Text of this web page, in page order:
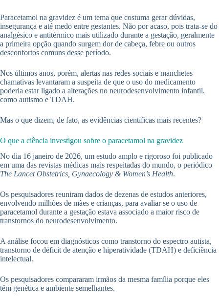
Paracetamol na gravidez é um tema que costuma gerar dúvidas,
insegurança e até medo entre gestantes. Não por acaso, pois trata-se do
analgésico e antitérmico mais utilizado durante a gestação, geralmente
a primeira opção quando surgem dor de cabeça, febre ou outros
desconfortos comuns desse período.
Nos últimos anos, porém, alertas nas redes sociais e manchetes
chamativas levantaram a suspeita de que o uso do medicamento
poderia estar ligado a alterações no neurodesenvolvimento infantil,
como autismo e TDAH.
Mas o que dizem, de fato, as evidências científicas mais recentes?
O que a ciência investigou sobre o paracetamol na gravidez
No dia 16 janeiro de 2026, um estudo amplo e rigoroso foi publicado
em uma das revistas médicas mais respeitadas do mundo, o periódico
The Lancet Obstetrics, Gynaecology & Women’s Health.
Os pesquisadores reuniram dados de dezenas de estudos anteriores,
envolvendo milhões de mães e crianças, para avaliar se o uso de
paracetamol durante a gestação estava associado a maior risco de
transtornos do neurodesenvolvimento.
A análise focou em diagnósticos como transtorno do espectro autista,
transtorno de déficit de atenção e hiperatividade (TDAH) e deficiência
intelectual.
Os pesquisadores compararam irmãos da mesma família porque eles
têm genética e ambiente semelhantes.